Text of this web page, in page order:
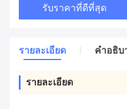
รับราคาที่ดีที่สุด
รายละเอียด คําอธิบ
รายละเอียด